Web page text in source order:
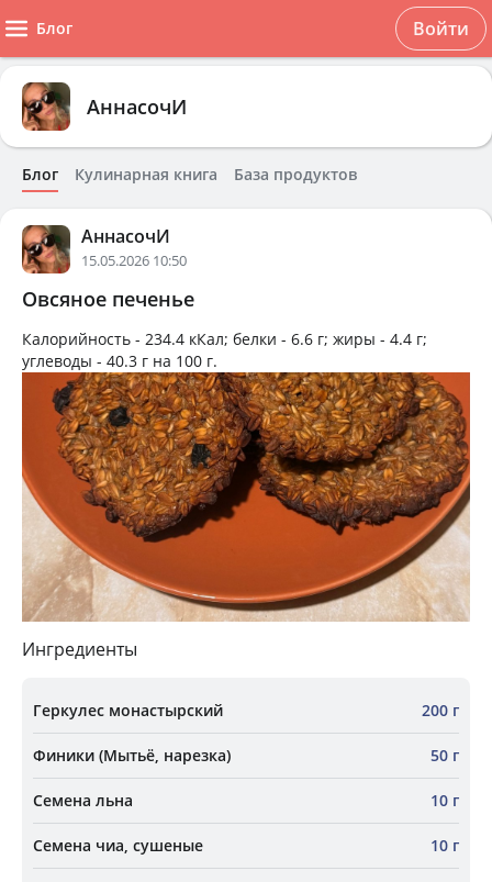
Блог Войти
АннасочИ
Блог Кулинарная книга База продуктов
АннасочИ
15.05.2026 10:50
Овсяное печенье
Калорийность - 234.4 кКал; белки - 6.6 г; жиры - 4.4 г;
углеводы - 40.3 г на 100 г.
Ингредиенты
Геркулес монастырский 200 г
Финики (Мытьё, нарезка) 50 г
Семена льна 10 г
Семена чиа, сушеные 10 г